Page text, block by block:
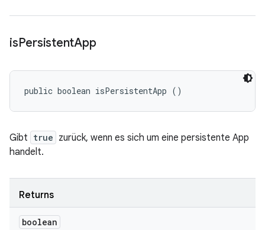
isPersistentApp
public boolean isPersistentApp ()
Gibt true zurück, wenn es sich um eine persistente App
handelt.
Returns
boolean